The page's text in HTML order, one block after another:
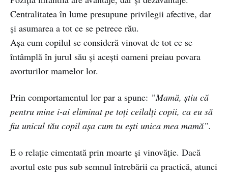
Centralitatea în lume presupune privilegii afective, dar
și asumarea a tot ce se petrece rău.
Aşa cum copilul se consideră vinovat de tot ce se
întâmplă în jurul său şi aceşti oameni preiau povara
avorturilor mamelor lor.
Prin comportamentul lor par a spune: ”Mamă, știu că
pentru mine i-ai eliminat pe toți ceilalți copii, ca eu să
fiu unicul tău copil așa cum tu ești unica mea mamă”.
E o relaţie cimentată prin moarte şi vinovăţie. Dacă
avortul este pus sub semnul întrebării ca practică, atunci